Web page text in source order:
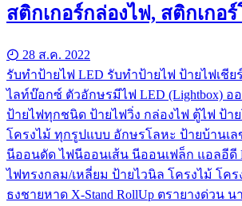
สติกเกอร์กล่องไฟ, สติกเกอร์
28 ส.ค. 2022
รับทําป้ายไฟ LED รับทำป้ายไฟ ป้ายไฟเชีย
ไลท์บ๊อกซ์ ตัวอักษรมีไฟ LED (Lightbox) อ
ป้ายไฟทุกชนิด ป้ายไฟวิ่ง กล่องไฟ ตู้ไฟ ป้า
โครงไม้ ทุกรูปแบบ อักษรโลหะ ป้ายบ้านเ
นีออนดัด ไฟนีออนเส้น นีออนเฟล็ก แอลอีดี
ไฟทรงกลม/เหลี่ยม ป้ายไวนิล โครงไม้ โคร
ธงชายหาด X-Stand RollUp ตรายางด่วน